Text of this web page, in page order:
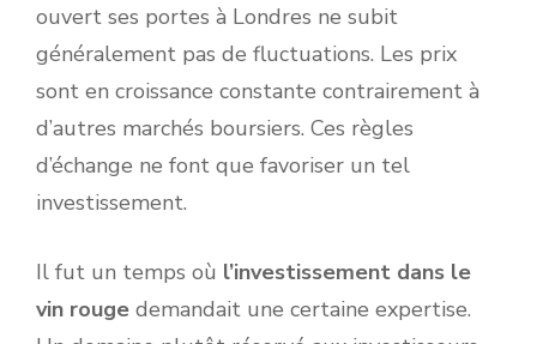
ouvert ses portes à Londres ne subit
généralement pas de fluctuations. Les prix
sont en croissance constante contrairement à
d’autres marchés boursiers. Ces règles
d’échange ne font que favoriser un tel
investissement.
Il fut un temps où l’investissement dans le
vin rouge demandait une certaine expertise.